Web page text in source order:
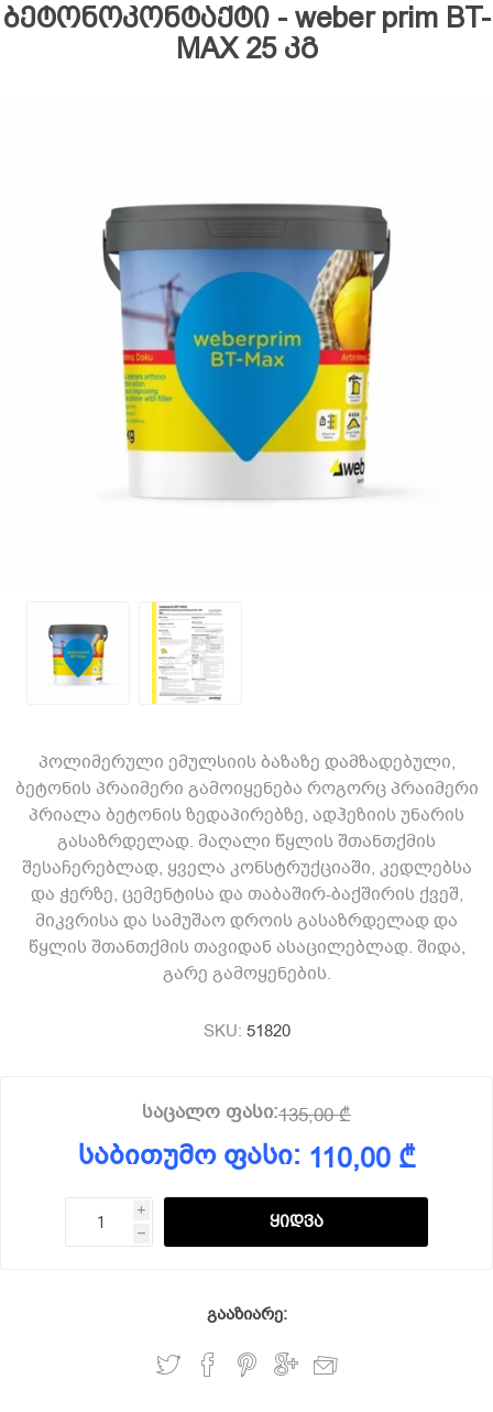
ბეტონოკონტაქტი - weber prim BT-
MAX 25 კგ
პოლიმერული ემულსიის ბაზაზე დამზადებული,
ბეტონის პრაიმერი გამოიყენება როგორც პრაიმერი
პრიალა ბეტონის ზედაპირებზე, ადჰეზიის უნარის
გასაზრდელად. მაღალი წყლის შთანთქმის
შესაჩერებლად, ყველა კონსტრუქციაში, კედლებსა
და ჭერზე, ცემენტისა და თაბაშირ-ბაქშირის ქვეშ,
მიკვრისა და სამუშაო დროის გასაზრდელად და
წყლის შთანთქმის თავიდან ასაცილებლად. შიდა,
გარე გამოყენების.
SKU: 51820
საცალო ფასი:135,00 ₾
საბითუმო ფასი: 110,00 ₾
i
h
გააზიარე: